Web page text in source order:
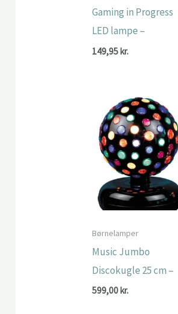
Gaming in Progress
LED lampe –
149,95kr.
Børnelamper
Music Jumbo
Discokugle 25 cm –
599,00 kr.